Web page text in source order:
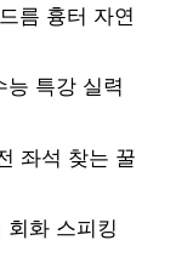
름 흉터 자연
능 특강 실력
좌석 찾는 꿀
회화 스피킹